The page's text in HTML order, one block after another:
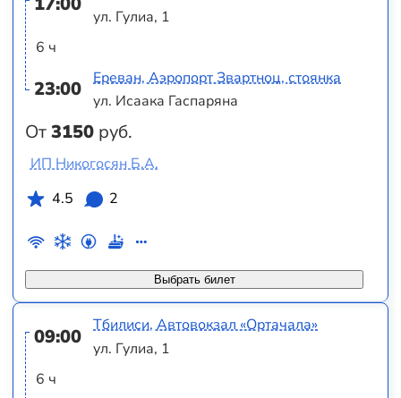
6 ч
23:00
От3150 руб.
ул. Гулиа, 1
Ереван, Аэропорт Звартноц, стоянка
ул. Исаака Гаспаряна
Выбрать билет
ИП Никогосян Б.А.
4.5
2
09:00
6 ч
Тбилиси, Автовокзал «Ортачала»
ул. Гулиа, 1